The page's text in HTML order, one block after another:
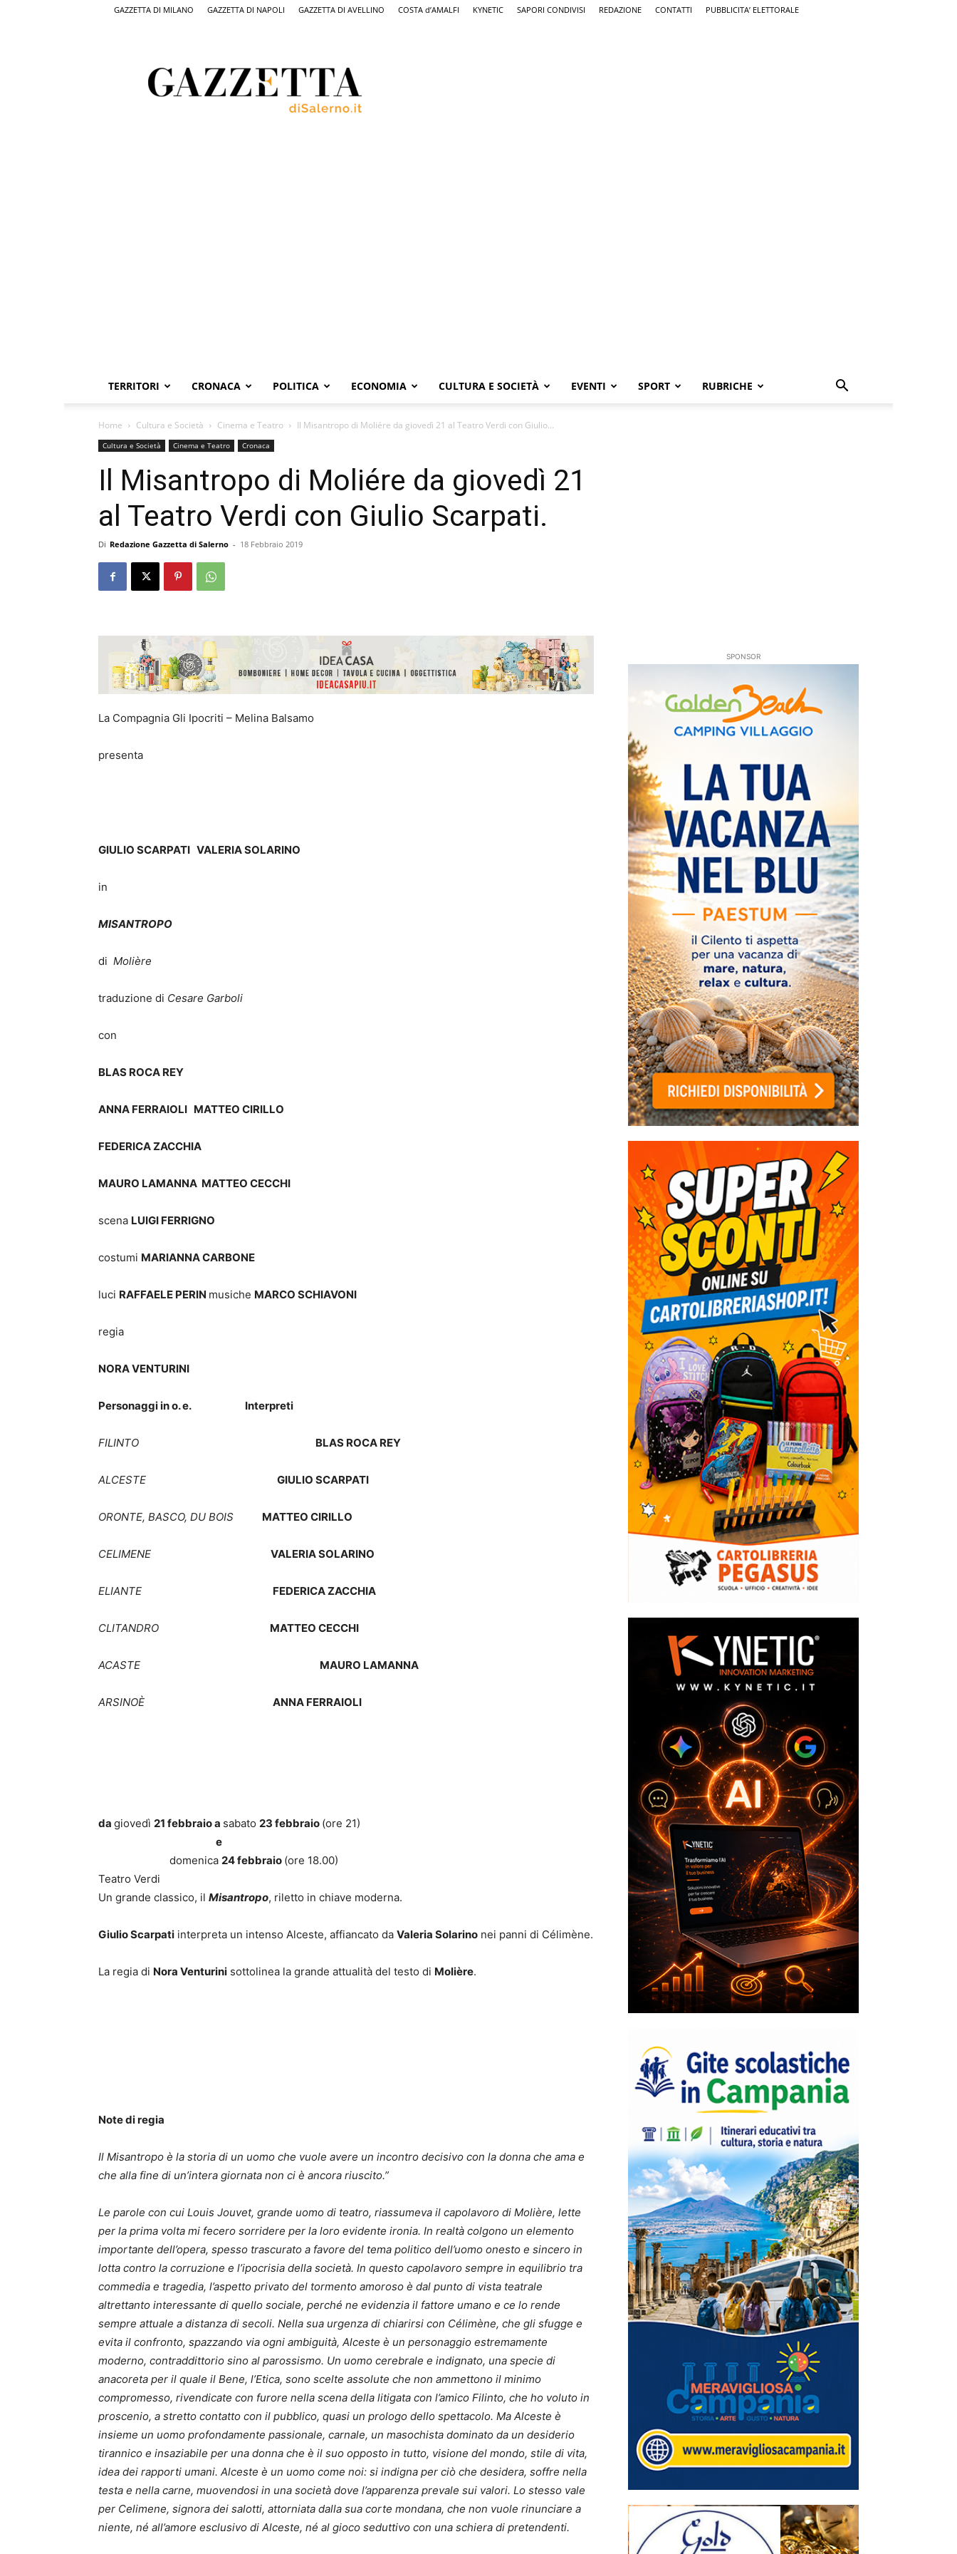
GAZZETTA DI MILANO GAZZETTA DI NAPOLI GAZZETTA DI AVELLINO COSTA d’AMALFI KYNETIC SAPORI CONDIVISI REDAZIONE CONTATTI PUBBLICITA’ ELETTORALE
Salerno,
il
quotidiano
TERRITORI CRONACA POLITICA ECONOMIA CULTURA E SOCIETÀ EVENTI SPORT RUBRICHE
Home Cultura e Società Cinema e Teatro Il Misantropo di Moliére da giovedì 21 al Teatro Verdi con Giulio...
Cultura e Società Cinema e Teatro Cronaca
Il Misantropo di Moliére da giovedì 21
al Teatro Verdi con Giulio Scarpati.
Di Redazione Gazzetta di Salerno - 18 Febbraio 2019
La Compagnia Gli Ipocriti – Melina Balsamo
presenta
GIULIO SCARPATI VALERIA SOLARINO
in
MISANTROPO
di Molière
traduzione di Cesare Garboli
con
BLAS ROCA REY
ANNA FERRAIOLI MATTEO CIRILLO
FEDERICA ZACCHIA
MAURO LAMANNA MATTEO CECCHI
scena LUIGI FERRIGNO
costumi MARIANNA CARBONE
luci RAFFAELE PERIN musiche MARCO SCHIAVONI
regia
NORA VENTURINI
Personaggi in o. e. Interpreti
FILINTO BLAS ROCA REY
ALCESTE GIULIO SCARPATI
ORONTE, BASCO, DU BOIS MATTEO CIRILLO
CELIMENE VALERIA SOLARINO
ELIANTE FEDERICA ZACCHIA
CLITANDRO MATTEO CECCHI
ACASTE MAURO LAMANNA
ARSINOÈ ANNA FERRAIOLI
da giovedì 21 febbraioa sabato 23 febbraio (ore 21)
e
domenica 24 febbraio (ore 18.00)
Teatro Verdi
Un grande classico, il Misantropo, riletto in chiave moderna.
Giulio Scarpati interpreta un intenso Alceste, affiancato da Valeria Solarino nei panni di Célimène.
La regia di Nora Venturini sottolinea la grande attualità del testo di Molière.
Note di regia
Il Misantropo è la storia di un uomo che vuole avere un incontro decisivo con la donna che ama e
che alla fine di un’intera giornata non ci è ancora riuscito.”
Le parole con cui Louis Jouvet, grande uomo di teatro, riassumeva il capolavoro di Molière, lette
per la prima volta mi fecero sorridere per la loro evidente ironia. In realtà colgono un elemento
importante dell’opera, spesso trascurato a favore del tema politico dell’uomo onesto e sincero in
lotta contro la corruzione e l’ipocrisia della società. In questo capolavoro sempre in equilibrio tra
commedia e tragedia, l’aspetto privato del tormento amoroso è dal punto di vista teatrale
altrettanto interessante di quello sociale, perché ne evidenzia il fattore umano e ce lo rende
sempre attuale a distanza di secoli. Nella sua urgenza di chiarirsi con Célimène, che gli sfugge e
evita il confronto, spazzando via ogni ambiguità, Alceste è un personaggio estremamente
moderno, contraddittorio sino al parossismo. Un uomo cerebrale e indignato, una specie di
anacoreta per il quale il Bene, l’Etica, sono scelte assolute che non ammettono il minimo
compromesso, rivendicate con furore nella scena della litigata con l’amico Filinto, che ho voluto in
proscenio, a stretto contatto con il pubblico, quasi un prologo dello spettacolo. Ma Alceste è
insieme un uomo profondamente passionale, carnale, un masochista dominato da un desiderio
tirannico e insaziabile per una donna che è il suo opposto in tutto, visione del mondo, stile di vita,
idea dei rapporti umani. Alceste è un uomo come noi: si indigna per ciò che desidera, soffre nella
testa e nella carne, muovendosi in una società dove l’apparenza prevale sui valori. Lo stesso vale
per Celimene, signora dei salotti, attorniata dalla sua corte mondana, che non vuole rinunciare a
niente, né all’amore esclusivo di Alceste, né al gioco seduttivo con una schiera di pretendenti.
SPONSOR